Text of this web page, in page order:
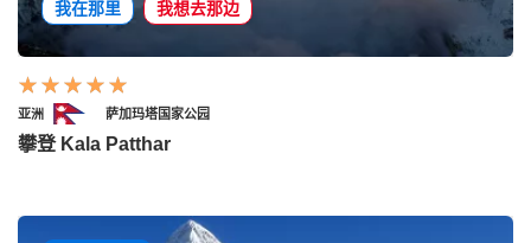
我在那里 我想去那边
亚洲 萨加玛塔国家公园
攀登 Kala Patthar